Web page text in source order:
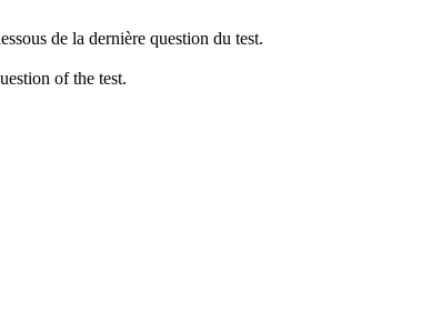
de la dernière question du test.
of the test.